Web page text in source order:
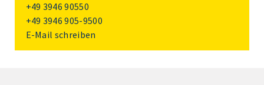
+49 3946 90550
+49 3946 905-9500
E-Mail schreiben